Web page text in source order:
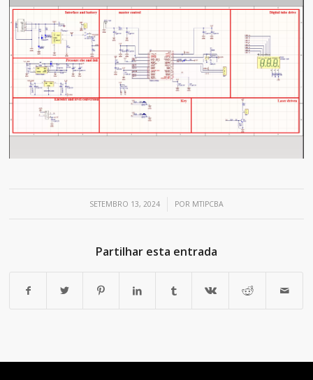
SETEMBRO 13, 2024
/ POR MTIPCBA
Partilhar esta entrada